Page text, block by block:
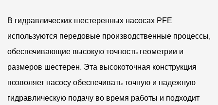
В гидравлических шестеренных насосах PFE
используются передовые производственные процессы,
обеспечивающие высокую точность геометрии и
размеров шестерен. Эта высокоточная конструкция
позволяет насосу обеспечивать точную и надежную
гидравлическую подачу во время работы и подходит